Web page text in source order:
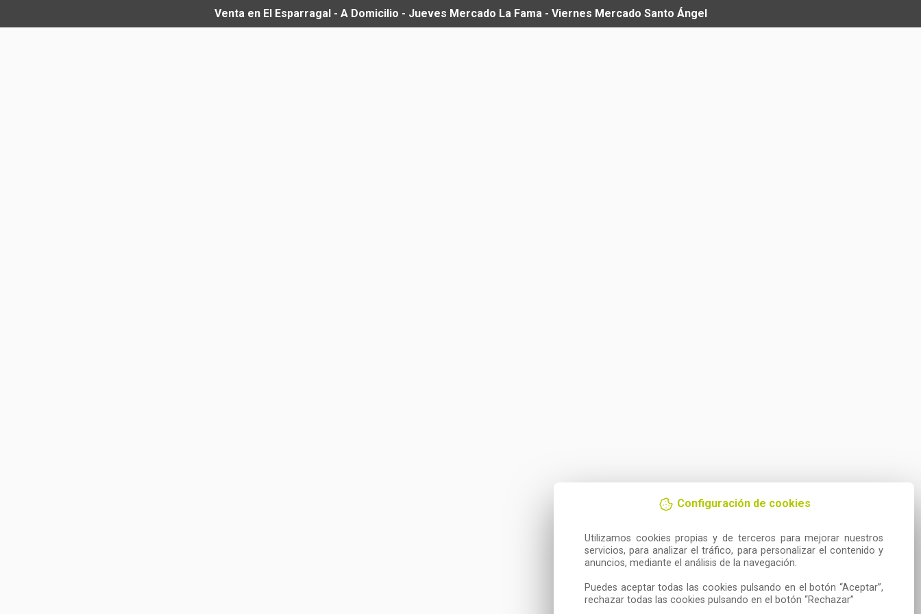
Configuración de cookies
Utilizamos cookies propias y de terceros para mejorar nuestros
servicios, para analizar el tráfico, para personalizar el contenido y
anuncios, mediante el análisis de la navegación.
Puedes aceptar todas las cookies pulsando en el botón “Aceptar”,
rechazar todas las cookies pulsando en el botón “Rechazar”
Venta en El Esparragal - A Domicilio - Jueves Mercado La Fama - Viernes Mercado Santo Ángel